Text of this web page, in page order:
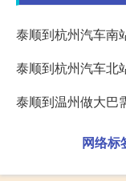
泰顺到杭州汽车南
泰顺到杭州汽车北
泰顺到温州做大巴
网络标